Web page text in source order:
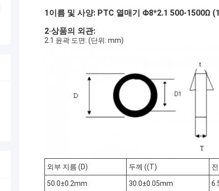
1이름 및 사양: PTC 열매기 Φ8*2.1 500-1500Ω
2·상품의 외관:
2.1 윤곽 도면: (단위: mm)
외부 지름 (D) 두께 ((T)
50.0±0.2mm 30.0±0.05mm